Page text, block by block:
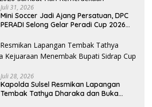
Juli 31, 2026
Mini Soccer Jadi Ajang Persatuan, DPC
PERADI Selong Gelar Peradi Cup 2026
Juli 28, 2026
Kapolda Sulsel Resmikan Lapangan
Tembak Tathya Dharaka dan Buka